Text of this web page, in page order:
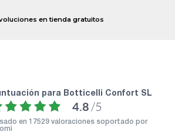
en tienda gratuitos
para Botticelli Confort SL
4.8 /5
en 17529 valoraciones soportado por